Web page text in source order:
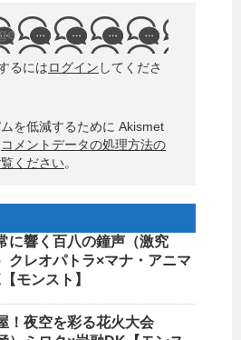
るにはログイン してくださ
を低減するために Akismet
コメントデータの処理方法の
ください。
に響く百八の鐘声（激究
クレオパトラ×マナ・アニマ
モンスト】
！夜空を彩る花火大会